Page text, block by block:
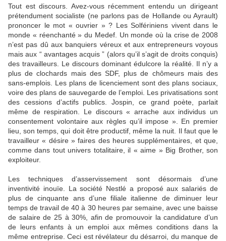
Tout est discours. Avez-vous récemment entendu un dirigeant
prétendument socialiste (ne parlons pas de Hollande ou Ayrault)
prononcer le mot « ouvrier » ? Les Solfériniens vivent dans le
monde « réenchanté » du Medef. Un monde où la crise de 2008
n’est pas dû aux banquiers véreux et aux entrepreneurs voyous
mais aux “ avantages acquis ” (alors qu’il s’agit de droits conquis)
des travailleurs. Le discours dominant édulcore la réalité. Il n’y a
plus de clochards mais des SDF, plus de chômeurs mais des
sans-emplois. Les plans de licenciement sont des plans sociaux,
voire des plans de sauvegarde de l’emploi. Les privatisations sont
des cessions d’actifs publics. Jospin, ce grand poète, parlait
même de respiration. Le discours « arrache aux individus un
consentement volontaire aux règles qu’il impose ». En premier
lieu, son temps, qui doit être productif, même la nuit. Il faut que le
travailleur « désire » faires des heures supplémentaires, et que,
comme dans tout univers totalitaire, il « aime » Big Brother, son
exploiteur.
Les techniques d’asservissement sont désormais d’une
inventivité inouïe. La société Nestlé a proposé aux salariés de
plus de cinquante ans d’une filiale italienne de diminuer leur
temps de travail de 40 à 30 heures par semaine, avec une baisse
de salaire de 25 à 30%, afin de promouvoir la candidature d’un
de leurs enfants à un emploi aux mêmes conditions dans la
même entreprise. Ceci est révélateur du désarroi, du manque de